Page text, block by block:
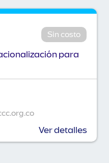
Sin costo
para
Ver detalles